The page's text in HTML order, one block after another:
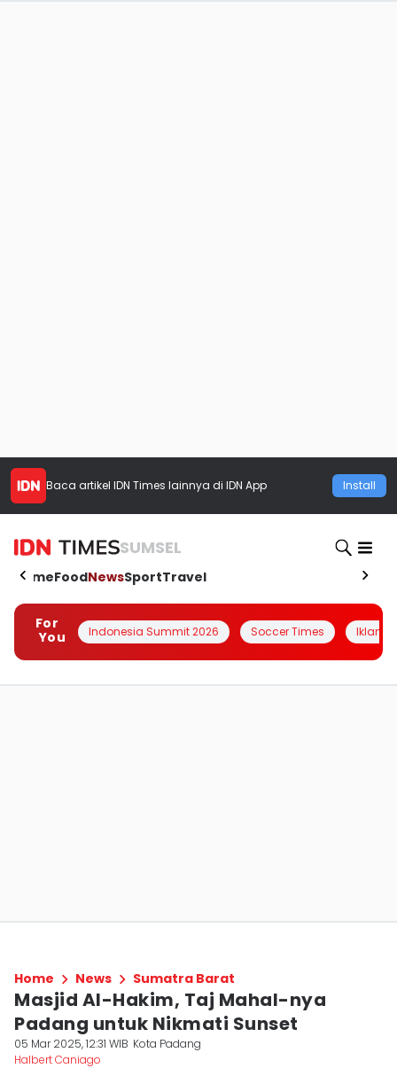
Baca artikel IDN Times lainnya di IDN App Install
SUMSEL
HomeFoodNewsSportTravel
For
You
Indonesia Summit 2026 Soccer Times Iklanin
Home News Sumatra Barat
Masjid Al-Hakim, Taj Mahal-nya
Padang untuk Nikmati Sunset
05 Mar 2025, 12:31 WIB Kota Padang
Halbert Caniago